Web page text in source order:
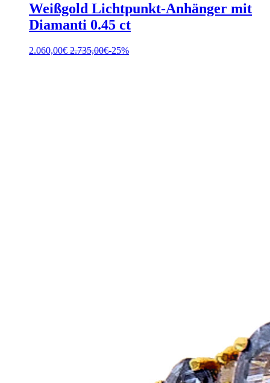
Weißgold Lichtpunkt-Anhänger mit
Diamanti 0.45 ct
2.060,00€ 2.735,00€-25%